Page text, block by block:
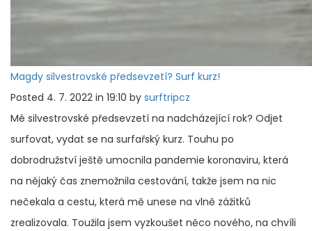
Magdy silvestrovské předsevzetí? Surf kurz!
Posted 4. 7. 2022 in 19:10 by surftripcz
Mé silvestrovské předsevzetí na nadcházející rok? Odjet
surfovat, vydat se na surfařský kurz. Touhu po
dobrodružství ještě umocnila pandemie koronaviru, která
na nějaký čas znemožnila cestování, takže jsem na nic
nečekala a cestu, která mě unese na vlně zážitků
zrealizovala. Toužila jsem vyzkoušet něco nového, na chvíli